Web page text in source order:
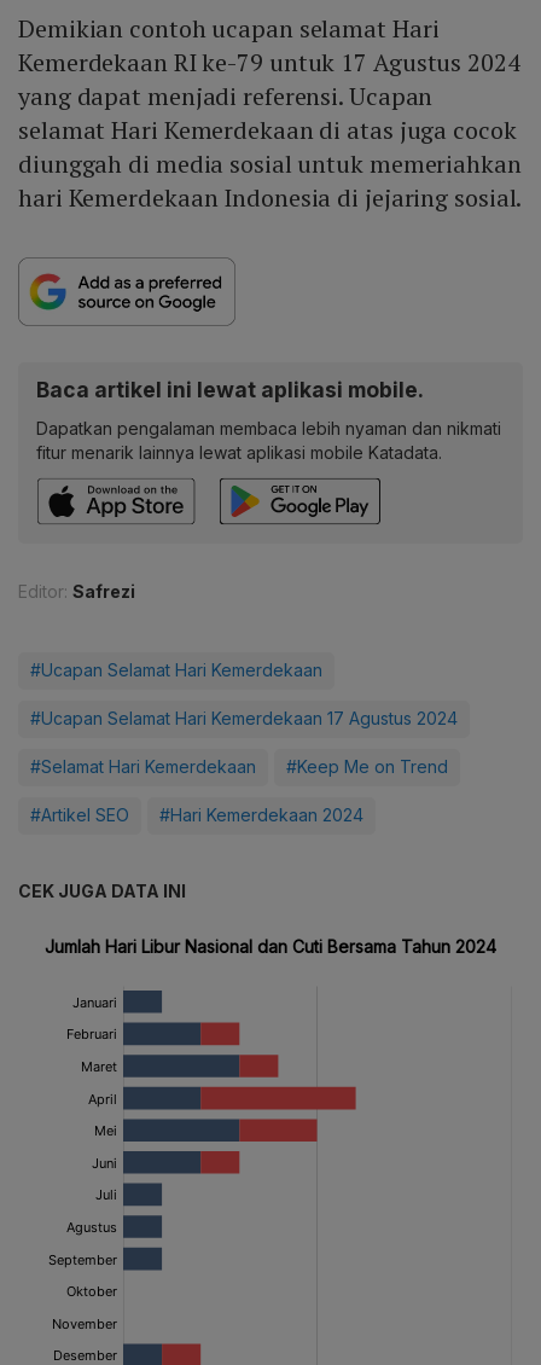
Demikian contoh ucapan selamat Hari
Kemerdekaan RI ke-79 untuk 17 Agustus 2024
yang dapat menjadi referensi. Ucapan
selamat Hari Kemerdekaan di atas juga cocok
diunggah di media sosial untuk memeriahkan
hari Kemerdekaan Indonesia di jejaring sosial.
Baca artikel ini lewat aplikasi mobile.
Dapatkan pengalaman membaca lebih nyaman dan nikmati
fitur menarik lainnya lewat aplikasi mobile Katadata.
Editor: Safrezi
#Ucapan Selamat Hari Kemerdekaan
#Ucapan Selamat Hari Kemerdekaan 17 Agustus 2024
#Selamat Hari Kemerdekaan #Keep Me on Trend
#Artikel SEO #Hari Kemerdekaan 2024
CEK JUGA DATA INI